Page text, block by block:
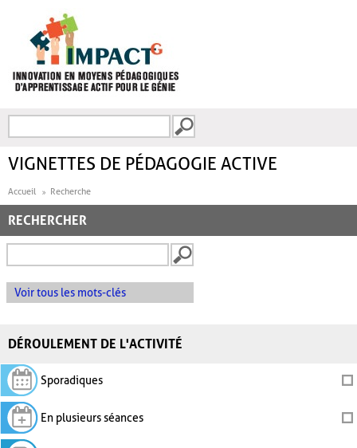
FORMULAIRE DE
VIGNETTES DE PÉDAGOGIE ACTIVE
Accueil Recherche
RECHERCHER
Voir tous les mots-clés
DÉROULEMENT DE L'ACTIVITÉ
Sporadiques
En plusieurs séances